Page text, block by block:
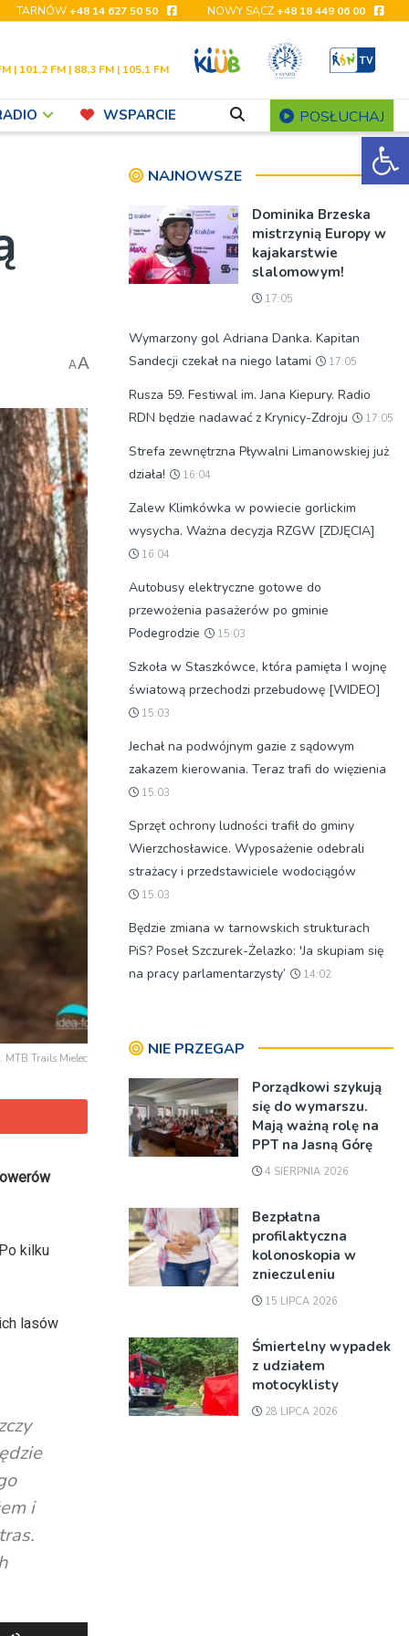
TARNÓW+48 14 627 50 50 NOWY SĄCZ+48 18 449 06 00
| 101,2 FM | 88,3 FM | 105,1 FM
WSPARCIE POSŁUCHAJ
AA
MTB Trails Mielec
kilku
lasów
i
NAJNOWSZE
Dominika Brzeska
mistrzynią Europy w
kajakarstwie
slalomowym!
17:05
Wymarzony gol Adriana Danka. Kapitan
Sandecji czekał na niego latami
17:05
Rusza 59. Festiwal im. Jana Kiepury. Radio
RDN będzie nadawać z Krynicy-Zdroju
17:05
Strefa zewnętrzna Pływalni Limanowskiej już
działa!
16:04
Zalew Klimkówka w powiecie gorlickim
wysycha. Ważna decyzja RZGW [ZDJĘCIA]
16:04
Autobusy elektryczne gotowe do
przewożenia pasażerów po gminie
Podegrodzie
15:03
Szkoła w Staszkówce, która pamięta I wojnę
światową przechodzi przebudowę [WIDEO]
15:03
Jechał na podwójnym gazie z sądowym
zakazem kierowania. Teraz trafi do więzienia
15:03
Sprzęt ochrony ludności trafił do gminy
Wierzchosławice. Wyposażenie odebrali
strażacy i przedstawiciele wodociągów
15:03
Będzie zmiana w tarnowskich strukturach
PiS? Poseł Szczurek-Żelazko: 'Ja skupiam się
na pracy parlamentarzysty’
14:02
NIE PRZEGAP
Porządkowi szykują
się do wymarszu.
Mają ważną rolę na
PPT na Jasną Górę
4 SIERPNIA 2026
Bezpłatna
profilaktyczna
kolonoskopia w
znieczuleniu
15 LIPCA 2026
Śmiertelny wypadek
z udziałem
motocyklisty
28 LIPCA 2026